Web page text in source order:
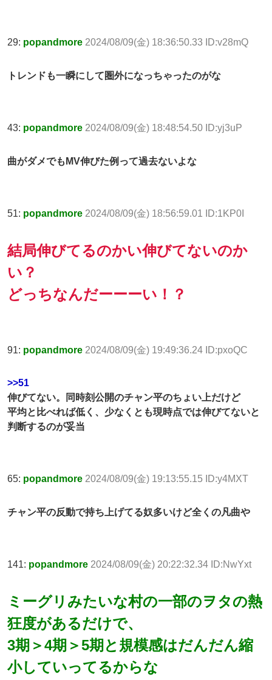
29: popandmore 2024/08/09(金) 18:36:50.33 ID:v28mQ
トレンドも一瞬にして圏外になっちゃったのがな
43: popandmore 2024/08/09(金) 18:48:54.50 ID:yj3uP
曲がダメでもMV伸びた例って過去ないよな
51: popandmore 2024/08/09(金) 18:56:59.01 ID:1KP0I
結局伸びてるのかい伸びてないのか
い？
どっちなんだーーーい！？
91: popandmore 2024/08/09(金) 19:49:36.24 ID:pxoQC
>>51
伸びてない。同時刻公開のチャン平のちょい上だけど
平均と比べれば低く、少なくとも現時点では伸びてないと
判断するのが妥当
65: popandmore 2024/08/09(金) 19:13:55.15 ID:y4MXT
チャン平の反動で持ち上げてる奴多いけど全くの凡曲や
141: popandmore 2024/08/09(金) 20:22:32.34 ID:NwYxt
ミーグリみたいな村の一部のヲタの熱
狂度があるだけで、
3期＞4期＞5期と規模感はだんだん縮
小していってるからな